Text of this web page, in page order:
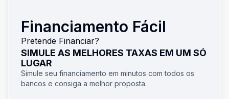
Financiamento Fácil
Pretende Financiar?
SIMULE AS MELHORES TAXAS EM UM SÓ
LUGAR
Simule seu financiamento em minutos com todos os
bancos e consiga a melhor proposta.